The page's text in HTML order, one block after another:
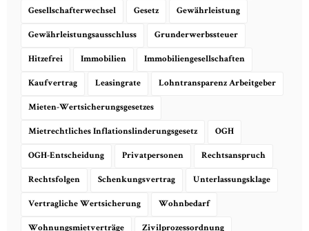
Gesellschafterwechsel Gesetz Gewährleistung
Gewährleistungsausschluss Grunderwerbssteuer
Hitzefrei Immobilien Immobiliengesellschaften
Kaufvertrag Leasingrate Lohntransparenz Arbeitgeber
Mieten-Wertsicherungsgesetzes
Mietrechtliches Inflationslinderungsgesetz OGH
OGH-Entscheidung Privatpersonen Rechtsanspruch
Rechtsfolgen Schenkungsvertrag Unterlassungsklage
Vertragliche Wertsicherung Wohnbedarf
Wohnungsmietverträge Zivilprozessordnung